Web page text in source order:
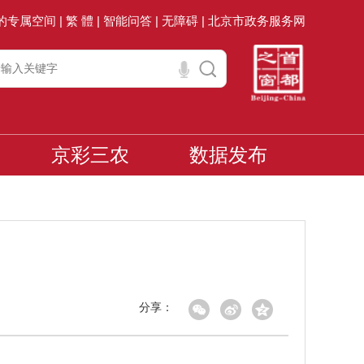
专属空间 | 繁 體 | 智能问答 | 无障碍 | 北京市政务服务网
京彩三农 数据发布
分享：